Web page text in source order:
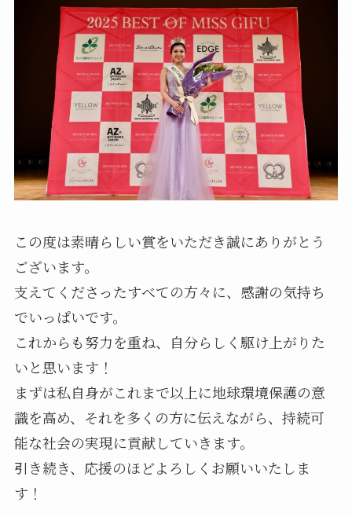
この度は素晴らしい賞をいただき誠にありがとう
ございます。
支えてくださったすべての方々に、感謝の気持ち
でいっぱいです。
これからも努力を重ね、自分らしく駆け上がりた
いと思います！
まずは私自身がこれまで以上に地球環境保護の意
識を高め、それを多くの方に伝えながら、持続可
能な社会の実現に貢献していきます。
引き続き、応援のほどよろしくお願いいたしま
す！